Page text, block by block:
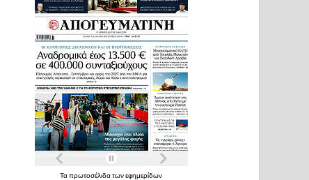
Τα πρωτοσέλιδα των εφημερίδων